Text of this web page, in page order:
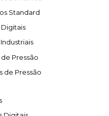
Standard
Pressão
de Pressão